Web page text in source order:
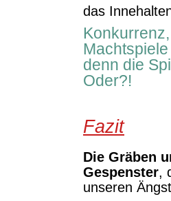
das
denn die
Oder?!
Fazit
Die Gräben
Gespenster,
unseren